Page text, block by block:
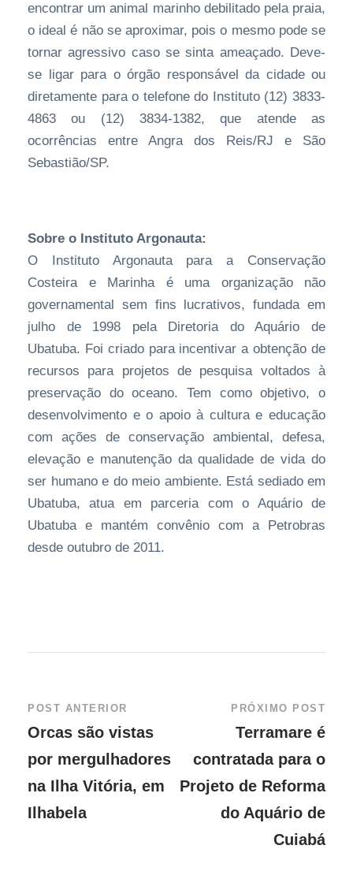
encontrar um animal marinho debilitado pela praia,
o ideal é não se aproximar, pois o mesmo pode se
tornar agressivo caso se sinta ameaçado. Deve-
se ligar para o órgão responsável da cidade ou
diretamente para o telefone do Instituto (12) 3833-
4863 ou (12) 3834-1382, que atende as
ocorrências entre Angra dos Reis/RJ e São
Sebastião/SP.
Sobre o Instituto Argonauta:
O Instituto Argonauta para a Conservação
Costeira e Marinha é uma organização não
governamental sem fins lucrativos, fundada em
julho de 1998 pela Diretoria do Aquário de
Ubatuba. Foi criado para incentivar a obtenção de
recursos para projetos de pesquisa voltados à
preservação do oceano. Tem como objetivo, o
desenvolvimento e o apoio à cultura e educação
com ações de conservação ambiental, defesa,
elevação e manutenção da qualidade de vida do
ser humano e do meio ambiente. Está sediado em
Ubatuba, atua em parceria com o Aquário de
Ubatuba e mantém convênio com a Petrobras
desde outubro de 2011.
POST ANTERIOR
Orcas são vistas
por mergulhadores
na Ilha Vitória, em
Ilhabela
PRÓXIMO POST
Terramare é
contratada para o
Projeto de Reforma
do Aquário de
Cuiabá